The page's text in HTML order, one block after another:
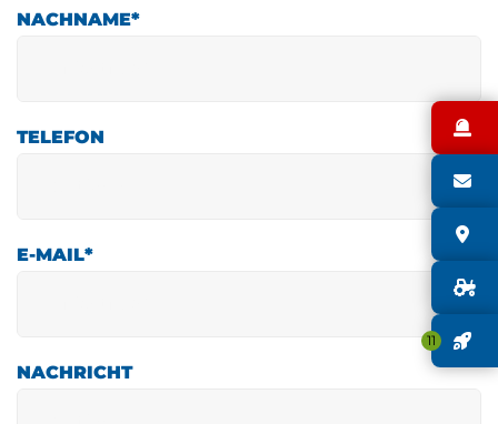
11
NACHNAME*
TELEFON
E-MAIL*
NACHRICHT